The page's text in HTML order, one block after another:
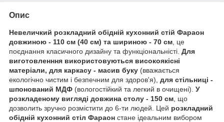
Опис
Невеличкий розкладний обідній кухонний стій Фараон
довжиною - 110 см (40 см) та шириною - 70 см , це
поєднання класичного дизайну та функціональністі. Для
виготовленння використовуються високоякісні
матеріали, для каркасу - масив буку (вважається
екологічно чистим і безпечним для здоров'я), для стільниці -
шпонований МДФ (вологостійкий та легкий в очищені). У
розкладеному вигляді довжина столу - 150 см , що
дозволить зручно розмістити до 6-ти людей. Цей розкладний
обідній кухонний стіл Фараон стане ідеальним вибором